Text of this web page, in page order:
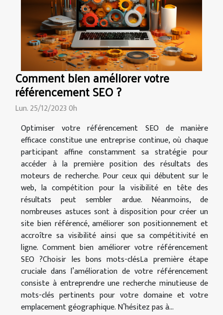
Comment bien améliorer votre
référencement SEO ?
Lun. 25/12/2023 0h
Optimiser votre référencement SEO de manière
efficace constitue une entreprise continue, où chaque
participant affine constamment sa stratégie pour
accéder à la première position des résultats des
moteurs de recherche. Pour ceux qui débutent sur le
web, la compétition pour la visibilité en tête des
résultats peut sembler ardue. Néanmoins, de
nombreuses astuces sont à disposition pour créer un
site bien référencé, améliorer son positionnement et
accroître sa visibilité ainsi que sa compétitivité en
ligne. Comment bien améliorer votre référencement
SEO ?Choisir les bons mots-clésLa première étape
cruciale dans l’amélioration de votre référencement
consiste à entreprendre une recherche minutieuse de
mots-clés pertinents pour votre domaine et votre
emplacement géographique. N’hésitez pas à...